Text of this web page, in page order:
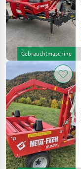
Gebrauchtmaschine